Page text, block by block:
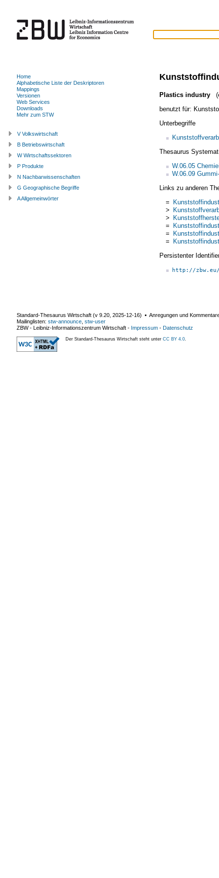
Plastics industry
benutzt für:
Unterbegriffe
Thesaurus
W.06.05
W.06.09
Links zu anderen
=
>
>
=
=
=
Persistenter
http://
Home
Alphabetische Liste der Deskriptoren
Mappings
Versionen
Web Services
Downloads
Mehr zum STW
V Volkswirtschaft
B Betriebswirtschaft
W Wirtschaftssektoren
P Produkte
N Nachbarwissenschaften
G Geographische Begriffe
A Allgemeinwörter
Standard-Thesaurus Wirtschaft (v 9.20 2025-12-16) ▪ Anregungen und
Mailinglisten: stw-announce stw-user
ZBW - Leibniz-Informationszentrum Wirtschaft - Impressum - Datenschutz
Der Standard-Thesaurus Wirtschaft steht unter CC BY 4.0